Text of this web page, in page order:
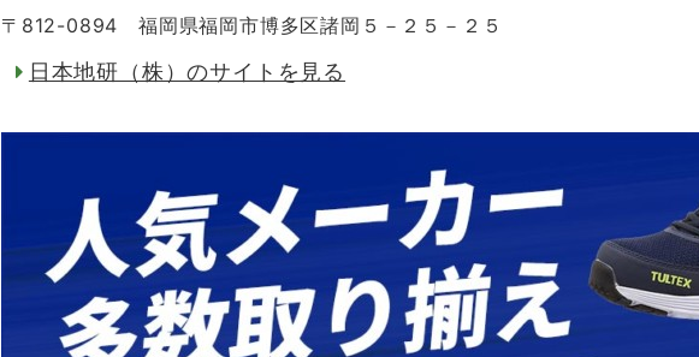
〒812-0894 福岡県福岡市博多区諸岡５－２５－２５
日本地研（株）のサイトを見る